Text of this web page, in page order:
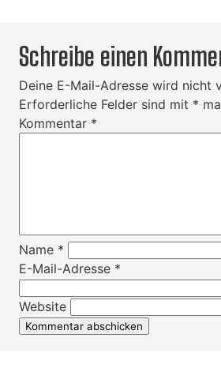
Schreibe einen
Deine E-Mail-Adresse wird nicht
Erforderliche Felder sind mit *
Kommentar *
Name *
E-Mail-Adresse *
Website